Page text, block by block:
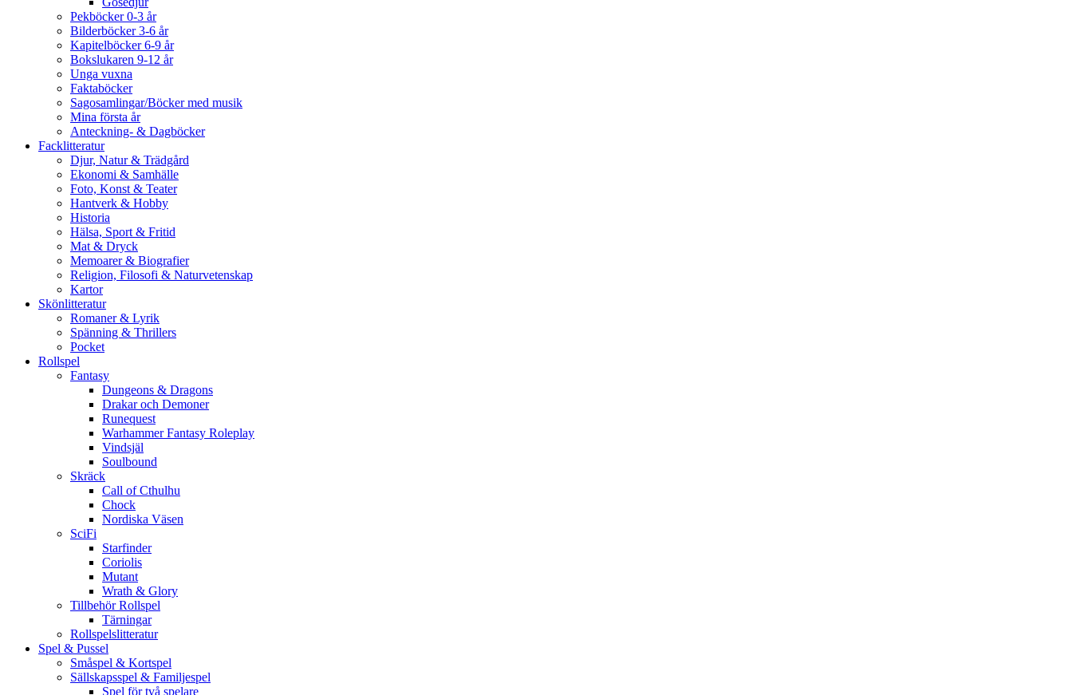
Pekböcker 0-3 år
Bilderböcker 3-6 år
Kapitelböcker 6-9 år
Bokslukaren 9-12 år
Unga vuxna
Faktaböcker
Sagosamlingar/Böcker med musik
Mina första år
Anteckning- & Dagböcker
Facklitteratur
Djur, Natur & Trädgård
Ekonomi & Samhälle
Foto, Konst & Teater
Hantverk & Hobby
Historia
Hälsa, Sport & Fritid
Mat & Dryck
Memoarer & Biografier
Religion, Filosofi & Naturvetenskap
Kartor
Skönlitteratur
Romaner & Lyrik
Spänning & Thrillers
Pocket
Rollspel
Fantasy
Dungeons & Dragons
Drakar och Demoner
Runequest
Warhammer Fantasy Roleplay
Vindsjäl
Soulbound
Skräck
Call of Cthulhu
Chock
Nordiska Väsen
SciFi
Starfinder
Coriolis
Mutant
Wrath & Glory
Tillbehör Rollspel
Tärningar
Rollspelslitteratur
Spel & Pussel
Småspel & Kortspel
Sällskapsspel & Familjespel
Spel för två spelare